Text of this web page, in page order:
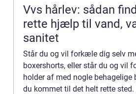
Vvs hårlev: sådan
rette hjælp til vand,
sanitet
Står du og vil forkæle dig selv
boxershorts, eller står du og vil
holder af med nogle behagelige
du kommet til det helt rette sted.